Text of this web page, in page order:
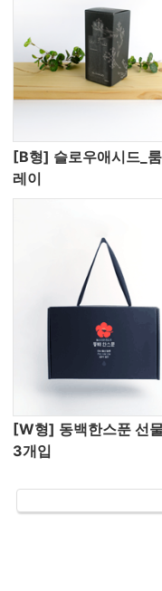
[B형] 슬로우애시드_
레이
[W형] 동백한스푼 선
3개입